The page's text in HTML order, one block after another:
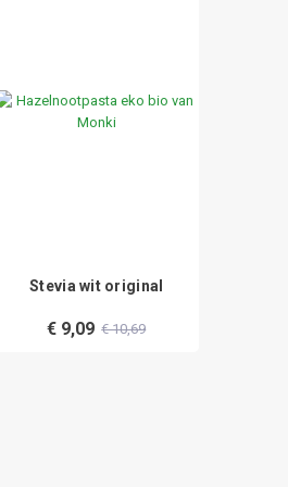
Stevia wit original
€ 9,09 € 10,69